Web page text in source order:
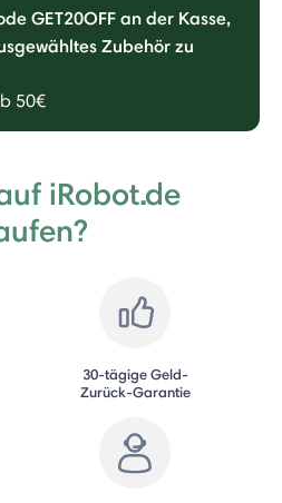
GET20OFF an der Kasse,
Zubehör zu
50€
iRobot.de
30-tägige Geld-
Zurück-Garantie